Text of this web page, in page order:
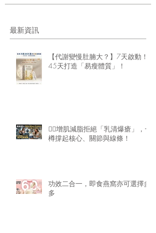
最新資訊
【代謝變慢肚腩大？】7天啟動！
45天打造「易瘦體質」！
🏋️‍♂️增肌減脂拒絕「乳清爆瘡」，一
樽撐起核心、關節與線條！
功效二合一，即食燕窩亦可選擇多
多